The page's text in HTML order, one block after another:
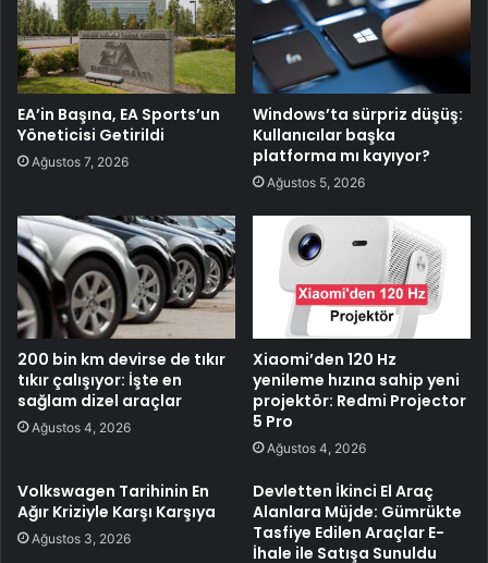
EA’in Başına, EA Sports’un
Yöneticisi Getirildi
Ağustos 7, 2026
Windows’ta sürpriz düşüş:
Kullanıcılar başka
platforma mı kayıyor?
Ağustos 5, 2026
200 bin km devirse de tıkır
tıkır çalışıyor: İşte en
sağlam dizel araçlar
Ağustos 4, 2026
Xiaomi’den 120 Hz
yenileme hızına sahip yeni
projektör: Redmi Projector
5 Pro
Ağustos 4, 2026
Volkswagen Tarihinin En
Ağır Kriziyle Karşı Karşıya
Ağustos 3, 2026
Devletten İkinci El Araç
Alanlara Müjde: Gümrükte
Tasfiye Edilen Araçlar E-
İhale ile Satışa Sunuldu